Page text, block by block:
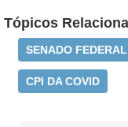
Tópicos
SENADO FEDERAL
CPI DA COVID